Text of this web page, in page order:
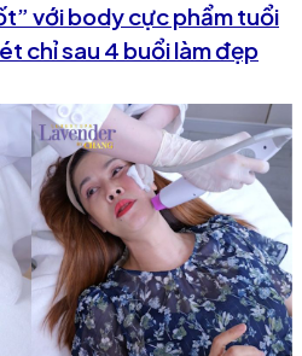
với body cực phẩm tuổi
chỉ sau 4 buổi làm đẹp